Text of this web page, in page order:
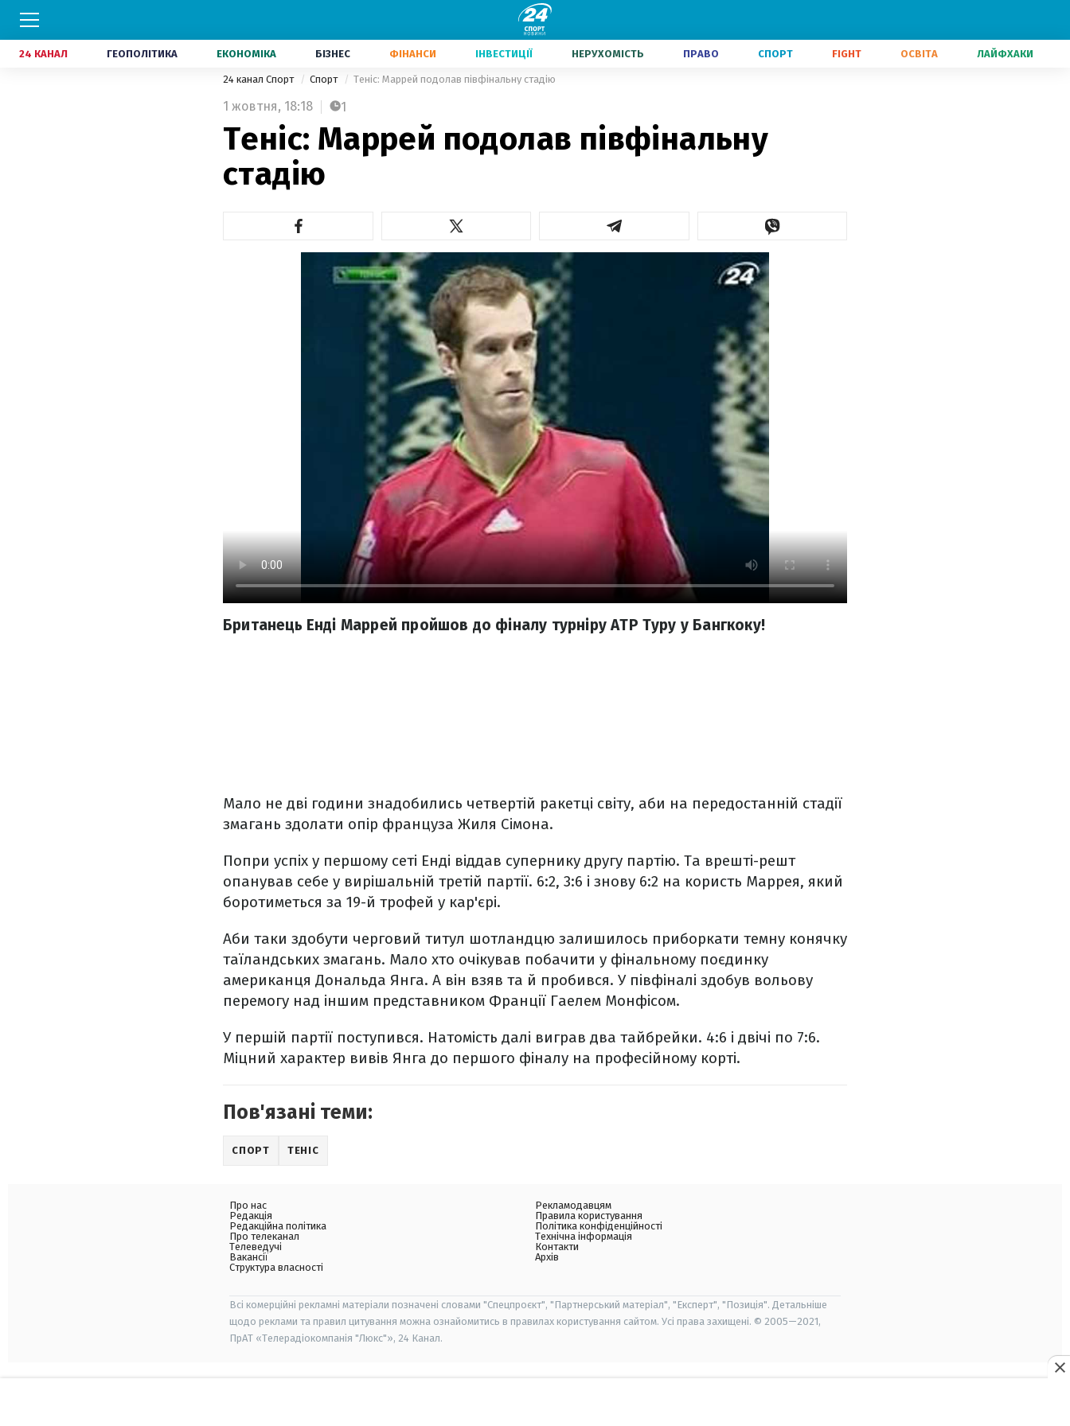
24 КАНАЛ ГЕОПОЛІТИКА ЕКОНОМІКА БІЗНЕС ФІНАНСИ ІНВЕСТИЦІЇ НЕРУХОМІСТЬ ПРАВО СПОРТ FIGHT ОСВІТА ЛАЙФХАКИ
24 канал Спорт Спорт Теніс: Маррей подолав півфінальну стадію
1 жовтня, 18:18 1
Теніс: Маррей подолав півфінальну
стадію
Британець Енді Маррей пройшов до фіналу турніру АТР Туру у Бангкоку!
Мало не дві години знадобились четвертій ракетці світу, аби на передостанній стадії
змагань здолати опір француза Жиля Сімона.
Попри успіх у першому сеті Енді віддав супернику другу партію. Та врешті-решт
опанував себе у вирішальній третій партії. 6:2, 3:6 і знову 6:2 на користь Маррея, який
боротиметься за 19-й трофей у кар'єрі.
Аби таки здобути черговий титул шотландцю залишилось приборкати темну конячку
таїландських змагань. Мало хто очікував побачити у фінальному поєдинку
американця Дональда Янга. А він взяв та й пробився. У півфіналі здобув вольову
перемогу над іншим представником Франції Гаелем Монфісом.
У першій партії поступився. Натомість далі виграв два тайбрейки. 4:6 і двічі по 7:6.
Міцний характер вивів Янга до першого фіналу на професійному корті.
Пов'язані теми:
СПОРТ ТЕНІС
Про нас
Редакція
Редакційна політика
Про телеканал
Телеведучі
Вакансії
Структура власності
Рекламодавцям
Правила користування
Політика конфіденційності
Технічна інформація
Контакти
Архів
Всі комерційні рекламні матеріали позначені словами "Спецпроєкт", "Партнерський матеріал", "Експерт", "Позиція". Детальніше
щодо реклами та правил цитування можна ознайомитись в правилах користування сайтом. Усі права захищені. © 2005—2021,
ПрАТ «Телерадіокомпанія "Люкс"», 24 Канал.